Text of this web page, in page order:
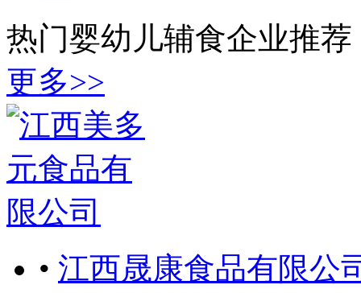
热门婴幼儿辅食企业推荐
更多>>
• 江西晟康食品有限公